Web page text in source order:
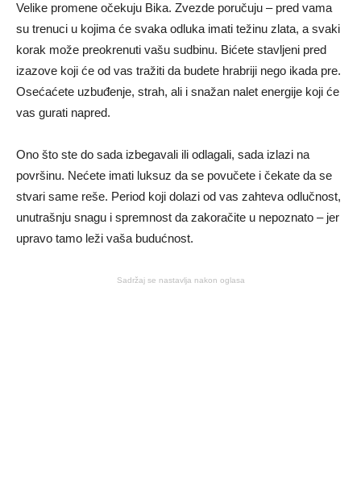
Velike promene očekuju Bika. Zvezde poručuju – pred vama
su trenuci u kojima će svaka odluka imati težinu zlata, a svaki
korak može preokrenuti vašu sudbinu. Bićete stavljeni pred
izazove koji će od vas tražiti da budete hrabriji nego ikada pre.
Osećaćete uzbuđenje, strah, ali i snažan nalet energije koji će
vas gurati napred.
Ono što ste do sada izbegavali ili odlagali, sada izlazi na
površinu. Nećete imati luksuz da se povučete i čekate da se
stvari same reše. Period koji dolazi od vas zahteva odlučnost,
unutrašnju snagu i spremnost da zakoračite u nepoznato – jer
upravo tamo leži vaša budućnost.
Sadržaj se nastavlja nakon oglasa